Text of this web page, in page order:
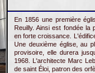
En 1856 une première
Reuilly. Ainsi est fondée la
en forte croissance.
Une deuxième église, au
provisoire, elle durera
1968. L'architecte Marc
de saint Éloi, patron des